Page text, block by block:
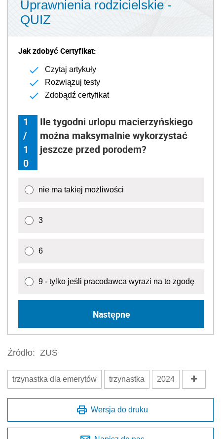
Uprawnienia rodzicielskie -
QUIZ
Jak zdobyć Certyfikat:
Czytaj artykuły
Rozwiązuj testy
Zdobądź certyfikat
1
/
1
0
Ile tygodni urlopu macierzyńskiego
można maksymalnie wykorzystać
jeszcze przed porodem?
nie ma takiej możliwości
3
6
9 - tylko jeśli pracodawca wyrazi na to zgodę
Następne
Źródło: ZUS
trzynastka dla emerytów trzynastka 2024
Wersja do druku